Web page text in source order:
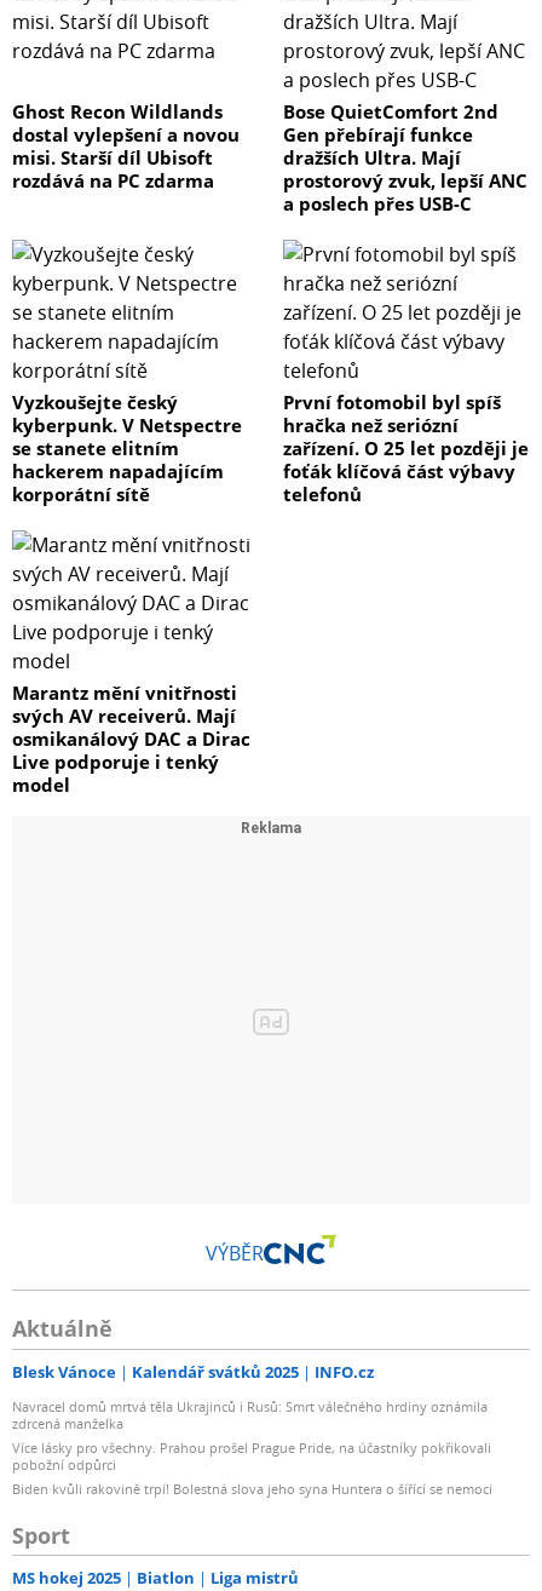
Ghost Recon Wildlands
dostal vylepšení a novou
misi. Starší díl Ubisoft
rozdává na PC zdarma
Bose QuietComfort 2nd
Gen přebírají funkce
dražších Ultra. Mají
prostorový zvuk, lepší ANC
a poslech přes USB-C
Vyzkoušejte český
kyberpunk. V Netspectre
se stanete elitním
hackerem napadajícím
korporátní sítě
První fotomobil byl spíš
hračka než seriózní
zařízení. O 25 let později je
foťák klíčová část výbavy
telefonů
Marantz mění vnitřnosti
svých AV receiverů. Mají
osmikanálový DAC a Dirac
Live podporuje i tenký
model
VÝBĚR
Aktuálně
Blesk Vánoce Kalendář svátků 2025 INFO.cz
Navracel domů mrtvá těla Ukrajinců i Rusů: Smrt válečného hrdiny oznámila
zdrcená manželka
Více lásky pro všechny. Prahou prošel Prague Pride, na účastníky pokřikovali
pobožní odpůrci
Biden kvůli rakovině trpí! Bolestná slova jeho syna Huntera o šířící se nemoci
Sport
MS hokej 2025 Biatlon Liga mistrů